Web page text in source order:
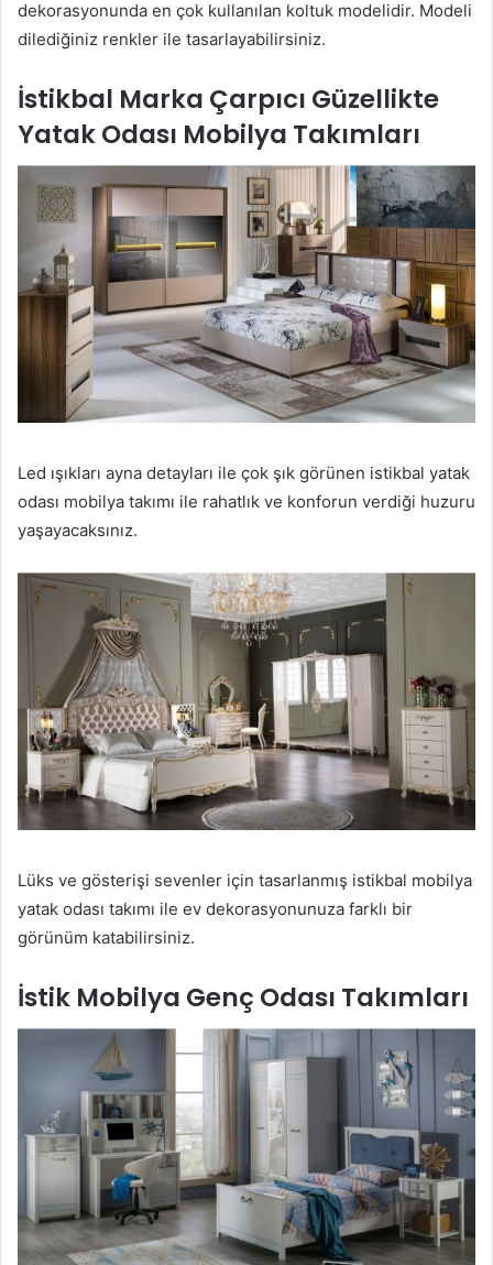
dekorasyonunda en çok kullanılan koltuk modelidir. Modeli
dilediğiniz renkler ile tasarlayabilirsiniz.
İstikbal Marka Çarpıcı Güzellikte
Yatak Odası Mobilya Takımları
Led ışıkları ayna detayları ile çok şık görünen istikbal yatak
odası mobilya takımı ile rahatlık ve konforun verdiği huzuru
yaşayacaksınız.
Lüks ve gösterişi sevenler için tasarlanmış istikbal mobilya
yatak odası takımı ile ev dekorasyonunuza farklı bir
görünüm katabilirsiniz.
İstik Mobilya Genç Odası Takımları